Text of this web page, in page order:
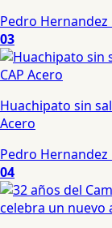
Pedro Hernandez
03
Huachipato sin
Acero
Pedro Hernandez
04